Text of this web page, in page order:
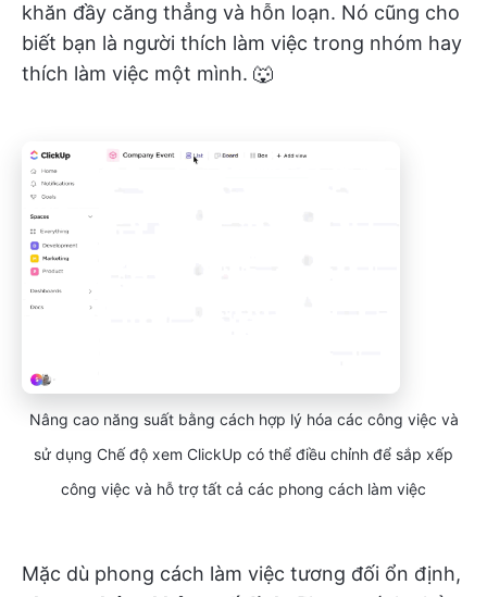
khăn đầy căng thẳng và hỗn loạn. Nó cũng cho
biết bạn là người thích làm việc trong nhóm hay
thích làm việc một mình. 🐺
Nâng cao năng suất bằng cách hợp lý hóa các công việc và
sử dụng Chế độ xem ClickUp có thể điều chỉnh để sắp xếp
công việc và hỗ trợ tất cả các phong cách làm việc
Mặc dù phong cách làm việc tương đối ổn định,